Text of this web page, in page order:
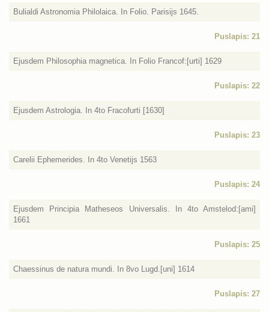
Bulialdi Astronomia Philolaica. In Folio. Parisijs 1645.
Puslapis: 21
Ejusdem Philosophia magnetica. In Folio Francof:[urti] 1629
Puslapis: 22
Ejusdem Astrologia. In 4to Fracofurti [1630]
Puslapis: 23
Carelii Ephemerides. In 4to Venetijs 1563
Puslapis: 24
Ejusdem Principia Matheseos Universalis. In 4to Amstelod:[ami]
1661
Puslapis: 25
Chaessinus de natura mundi. In 8vo Lugd.[uni] 1614
Puslapis: 27